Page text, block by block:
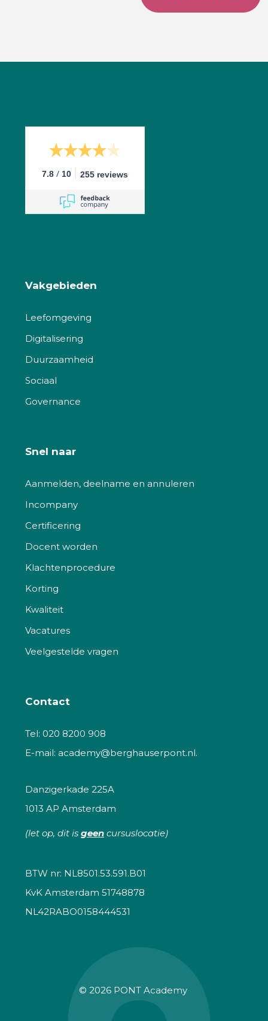
7.8 / 10 255 reviews
Vakgebieden
Leefomgeving
Digitalisering
Duurzaamheid
Sociaal
Governance
Snel naar
Aanmelden, deelname en annuleren
Incompany
Certificering
Docent worden
Klachtenprocedure
Korting
Kwaliteit
Vacatures
Veelgestelde vragen
Contact
Tel: 020 8200 908
E-mail: academy@berghauserpont.nl.
Danzigerkade 225A
1013 AP Amsterdam
(let op, dit is geen cursuslocatie)
BTW nr: NL8501.53.591.B01
KvK Amsterdam 51748878
NL42RABO0158444531
© 2026 PONT Academy